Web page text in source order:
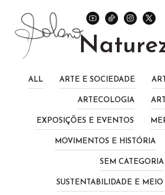
ALL ARTE E SOCIEDADE
ARTECOLOGIA
EXPOSIÇÕES E EVENTOS
MOVIMENTOS E HISTÓRIA
SEM CATEGORIA
SUSTENTABILIDADE E